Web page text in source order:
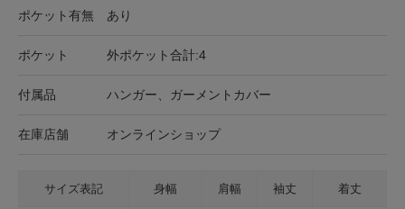
ポケット有無 あり
ポケット 外ポケット合計:4
付属品 ハンガー、ガーメントカバー
在庫店舗 オンラインショップ
サイズ表記 身幅 肩幅 袖丈 着丈